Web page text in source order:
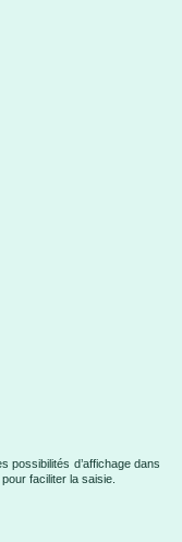
possibilités d’affichage dans
faciliter la saisie.